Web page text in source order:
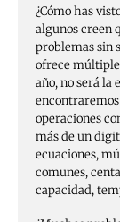
¿Cómo has
algunos creen
problemas sin
ofrece
año, no será la
operaciones
más de un
ecuaciones,
comunes,
capacidad,